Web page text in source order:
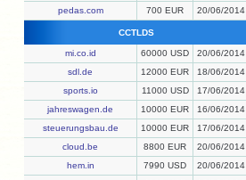
pedas.com
700 EUR 20/06/2014
CCTLDS
mi.co.id 60000 USD
20/06/2014
sdl.de
12000 EUR
18/06/2014
sports.io
11000 USD
17/06/2014
jahreswagen.de
10000 EUR
16/06/2014
steuerungsbau.de
10000 EUR
17/06/2014
cloud.be
8800 EUR
20/06/2014
hem.in
7990 USD
20/06/2014